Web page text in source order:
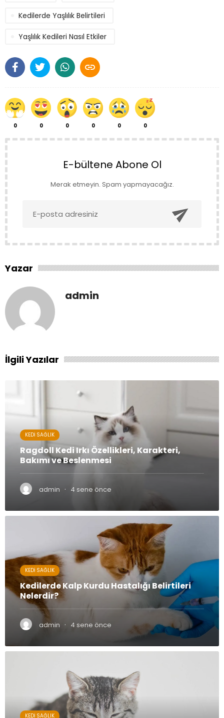

0 0 0 0 0 0
Kedilerde Yaşlılık Belirtileri
Yaşlılık Kedileri Nasıl Etkiler
E-bültene Abone Ol
Merak etmeyin. Spam yapmayacağız.

Yazar
admin
İlgili Yazılar
KEDI SAĞLIK
Ragdoll Kedi Irkı Özellikleri, Karakteri,
Bakımı ve Beslenmesi
admin · 4 sene önce
KEDI SAĞLIK
Kedilerde Kalp Kurdu Hastalığı Belirtileri
Nelerdir?
admin · 4 sene önce
KEDI SAĞLIK